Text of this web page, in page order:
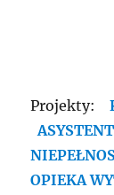
Polski
Projekty:
OPIEKA